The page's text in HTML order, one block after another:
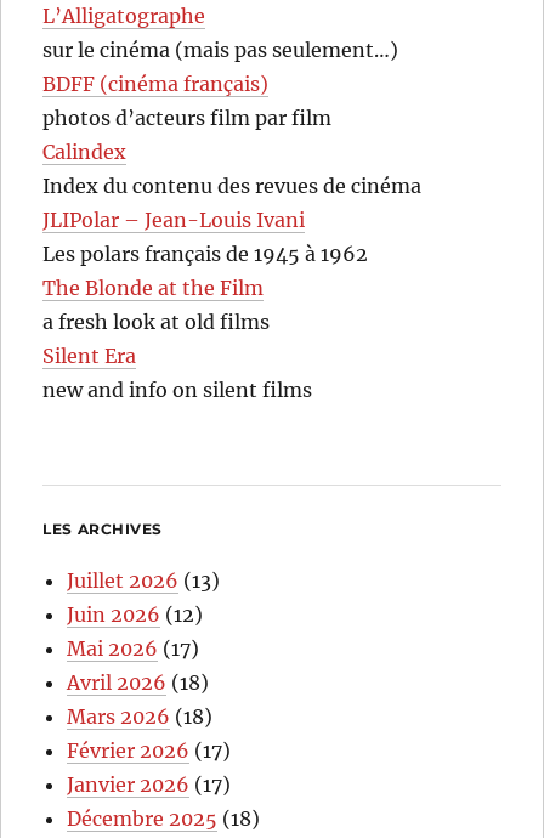
L’Alligatographe
sur le cinéma (mais pas seulement…)
BDFF (cinéma français)
photos d’acteurs film par film
Calindex
Index du contenu des revues de cinéma
JLIPolar – Jean-Louis Ivani
Les polars français de 1945 à 1962
The Blonde at the Film
a fresh look at old films
Silent Era
new and info on silent films
LES ARCHIVES
Juillet 2026 (13)
Juin 2026 (12)
Mai 2026 (17)
Avril 2026 (18)
Mars 2026 (18)
Février 2026 (17)
Janvier 2026 (17)
Décembre 2025 (18)